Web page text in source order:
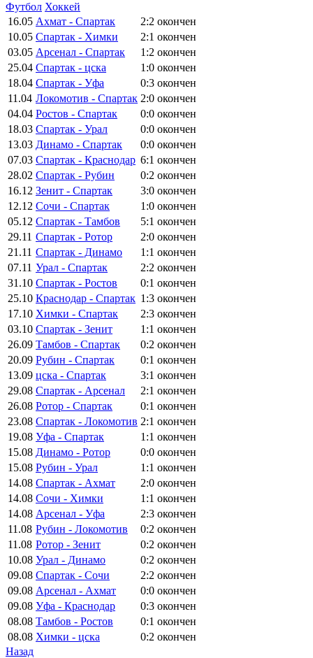
Футбол Хоккей
16.05 Ахмат - Спартак 2:2 окончен
10.05 Спартак - Химки 2:1 окончен
03.05 Арсенал - Спартак 1:2 окончен
25.04 Спартак - цска 1:0 окончен
18.04 Спартак - Уфа 0:3 окончен
11.04 Локомотив - Спартак 2:0 окончен
04.04 Ростов - Спартак 0:0 окончен
18.03 Спартак - Урал 0:0 окончен
13.03 Динамо - Спартак 0:0 окончен
07.03 Спартак - Краснодар 6:1 окончен
28.02 Спартак - Рубин 0:2 окончен
16.12 Зенит - Спартак 3:0 окончен
12.12 Сочи - Спартак 1:0 окончен
05.12 Спартак - Тамбов 5:1 окончен
29.11 Спартак - Ротор 2:0 окончен
21.11 Спартак - Динамо 1:1 окончен
07.11 Урал - Спартак 2:2 окончен
31.10 Спартак - Ростов 0:1 окончен
25.10 Краснодар - Спартак 1:3 окончен
17.10 Химки - Спартак 2:3 окончен
03.10 Спартак - Зенит 1:1 окончен
26.09 Тамбов - Спартак 0:2 окончен
20.09 Рубин - Спартак 0:1 окончен
13.09 цска - Спартак 3:1 окончен
29.08 Спартак - Арсенал 2:1 окончен
26.08 Ротор - Спартак 0:1 окончен
23.08 Спартак - Локомотив 2:1 окончен
19.08 Уфа - Спартак 1:1 окончен
15.08 Динамо - Ротор 0:0 окончен
15.08 Рубин - Урал 1:1 окончен
14.08 Спартак - Ахмат 2:0 окончен
14.08 Сочи - Химки 1:1 окончен
14.08 Арсенал - Уфа 2:3 окончен
11.08 Рубин - Локомотив 0:2 окончен
11.08 Ротор - Зенит 0:2 окончен
10.08 Урал - Динамо 0:2 окончен
09.08 Спартак - Сочи 2:2 окончен
09.08 Арсенал - Ахмат 0:0 окончен
09.08 Уфа - Краснодар 0:3 окончен
08.08 Тамбов - Ростов 0:1 окончен
08.08 Химки - цска 0:2 окончен
Назад